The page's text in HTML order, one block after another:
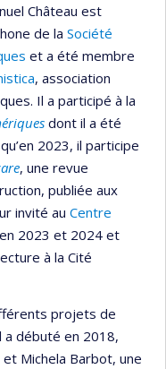
Château est
de la Société
et a été membre
, association
Il a participé à la
dont il a été
2023, il participe
, une revue
publiée aux
invité au Centre
2023 et 2024 et
à la Cité
projets de
a débuté en 2018,
Michela Barbot, une